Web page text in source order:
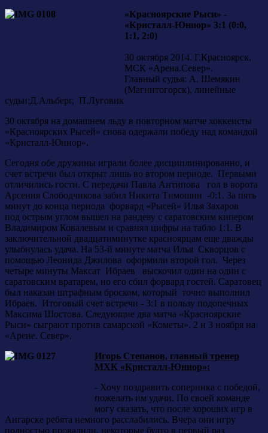
«Красноярские Рыси» -
«Кристалл-Юниор» 3:1 (0:0,
1:1, 2:0)
30 октября 2014. Г.Красноярск.
МСК «Арена.Север».
Главный судья: А. Шемякин
(Магнитогорск), линейные
судьи:Д.Альберг, П.Луговик
30 октября на домашнем льду в повторном матче хоккеисты
«Красноярских Рысей» снова одержали победу над командой
«Кристалл-Юниор».
Сегодня обе дружины играли более дисциплинированно, и
счет встречи был открыт лишь во втором периоде. Первыми
отличились гости. С передачи Павла Антипова гол в ворота
Арсения Слободчикова забил Никита Тимошин -0:1. За пять
минут до конца периода форвард «Рысей» Илья Захаров
под острым углом вышел на рандеву с саратовским кипером
Владимиром Ковалевым и сравнял цифры на табло 1:1. В
заключительной двадцатиминутке красноярцам еще дважды
улыбнулась удача. На 53-й минуте матча Илья Скворцов с
помощью Леонида Джилова оформили второй гол. Через
четыре минуты Максат Ибраев выскочил один на один с
саратовским вратарем, но его сбил форвард гостей. Саратовец
был наказан штрафным броском, который точно выполнил
Ибраев. Итоговый счет встречи - 3:1 в пользу подопечных
Максима Шостова. Следующие два матча «Красноярские
Рыси» сыграют против самарской «Кометы». 2 и 3 ноября на
«Арене. Север».
Игорь Степанов, главный тренер
МХК «Кристалл-Юниор»:
- Хочу поздравить соперника с победой,
пожелать им удачи. По своей команде
могу сказать, что после хороших игр в
Ангарске ребята немного расслабились. Вчера они игру
полностью провалили, некоторые будто в первый раз